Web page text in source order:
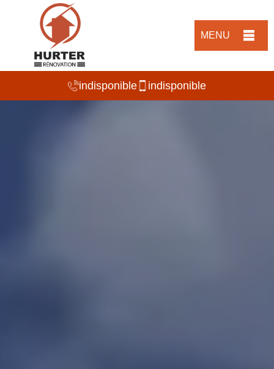
MENU
indisponible indisponible